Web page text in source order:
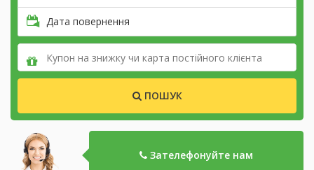
Дата повернення
ПОШУК
Зателефонуйте нам